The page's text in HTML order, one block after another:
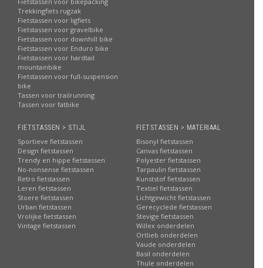
Trekkingfiets rugzak
Fietstassen voor ligfiets
Fietstassen voor gravelbike
Fietstassen voor downhill bike
Fietstassen voor Enduro bike
Fietstassen voor hardtail
mountainbike
Fietstassen voor full-suspension
bike
Tassen voor trailrunning
Tassen voor fatbike
FIETSTASSEN > STIJL
Sportieve fietstassen
Design fietstassen
Trendy en hippe fietstassen
No-nonsense fietstassen
Retro fietstassen
Leren fietstassen
Stoere fietstassen
Urban fietstassen
Vrolijke fietstassen
Vintage fietstassen
FIETSTASSEN > MATERIAAL
Bisonyl fietstassen
Canvas fietstassen
Polyester fietstassen
Tarpaulin fietstassen
Kunststof fietstassen
Textiel fietstassen
Lichtgewicht fietstassen
Gerecyclede fietstassen
Stevige fietstassen
Willex onderdelen
Ortlieb onderdelen
Vaude onderdelen
Basil onderdelen
Thule onderdelen